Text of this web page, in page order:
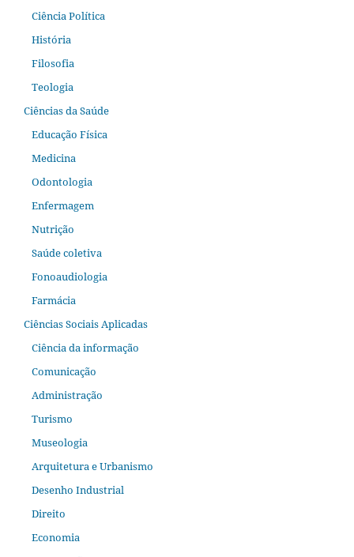
Ciência Política
História
Filosofia
Teologia
Ciências da Saúde
Educação Física
Medicina
Odontologia
Enfermagem
Nutrição
Saúde coletiva
Fonoaudiologia
Farmácia
Ciências Sociais Aplicadas
Ciência da informação
Comunicação
Administração
Turismo
Museologia
Arquitetura e Urbanismo
Desenho Industrial
Direito
Economia